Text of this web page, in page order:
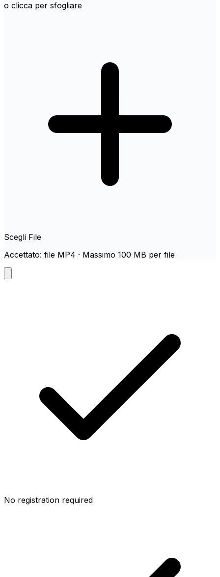
o clicca per sfogliare
Scegli File
Accettato: file MP4 · Massimo 100 MB per file
No registration required